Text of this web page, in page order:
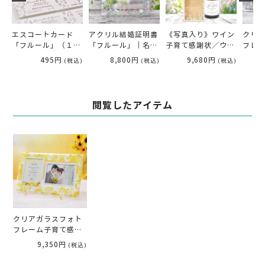
エスコートカード
「フルール」（１名
495円 (税込)
アクリル結婚証明書
「フルール」｜名入
れ対応・人前式/教
会式ウェディング
8,800円 (税込)
《写真入り》ワイン
子育て感謝状／ウェ
ディング両親プレゼ
ント記念品（1個）
9,680円 (税込)
クリ
フレ
閲覧したアイテム
クリアガラスフォト
フレーム子育て感謝
状「ひまわり」／好
きなお写真をセット
9,350円 (税込)